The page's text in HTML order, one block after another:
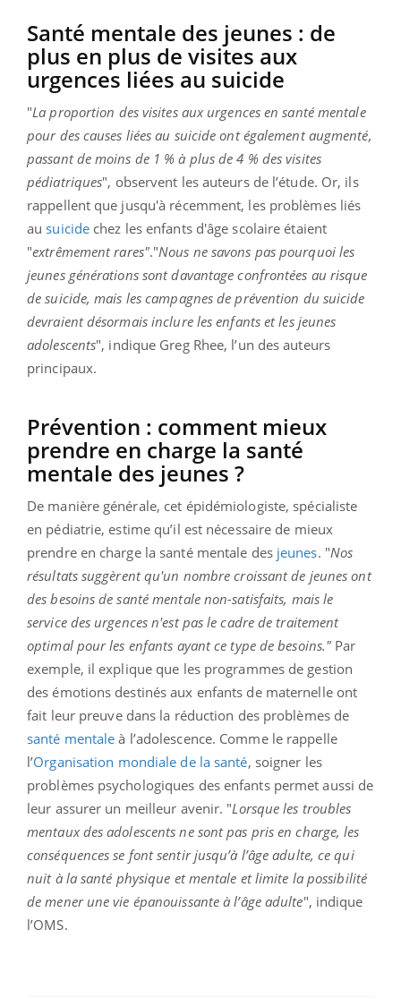
Santé mentale des jeunes : de
plus en plus de visites aux
urgences liées au suicide
"La proportion des visites aux urgences en santé mentale
pour des causes liées au suicide ont également augmenté,
passant de moins de 1 % à plus de 4 % des visites
pédiatriques", observent les auteurs de l’étude. Or, ils
rappellent que jusqu'à récemment, les problèmes liés
au suicide chez les enfants d'âge scolaire étaient
"extrêmement rares"."Nous ne savons pas pourquoi les
jeunes générations sont davantage confrontées au risque
de suicide, mais les campagnes de prévention du suicide
devraient désormais inclure les enfants et les jeunes
adolescents", indique Greg Rhee, l’un des auteurs
principaux.
Prévention : comment mieux
prendre en charge la santé
mentale des jeunes ?
De manière générale, cet épidémiologiste, spécialiste
en pédiatrie, estime qu’il est nécessaire de mieux
prendre en charge la santé mentale des jeunes. "Nos
résultats suggèrent qu'un nombre croissant de jeunes ont
des besoins de santé mentale non-satisfaits, mais le
service des urgences n'est pas le cadre de traitement
optimal pour les enfants ayant ce type de besoins." Par
exemple, il explique que les programmes de gestion
des émotions destinés aux enfants de maternelle ont
fait leur preuve dans la réduction des problèmes de
santé mentale à l’adolescence. Comme le rappelle
l’Organisation mondiale de la santé, soigner les
problèmes psychologiques des enfants permet aussi de
leur assurer un meilleur avenir. "Lorsque les troubles
mentaux des adolescents ne sont pas pris en charge, les
conséquences se font sentir jusqu’à l’âge adulte, ce qui
nuit à la santé physique et mentale et limite la possibilité
de mener une vie épanouissante à l’âge adulte", indique
l’OMS.